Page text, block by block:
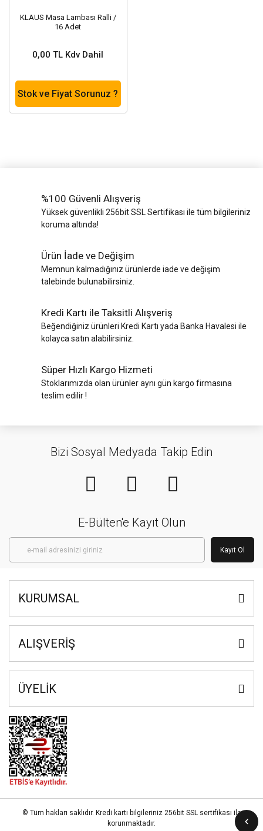
KLAUS Masa Lambası Ralli /
16 Adet
0,00 TL Kdv Dahil
Stok ve Fiyat Sorunuz ?
%100 Güvenli Alışveriş
Yüksek güvenlikli 256bit SSL Sertifikası ile tüm bilgileriniz
koruma altında!
Ürün İade ve Değişim
Memnun kalmadığınız ürünlerde iade ve değişim
talebinde bulunabilirsiniz.
Kredi Kartı ile Taksitli Alışveriş
Beğendiğiniz ürünleri Kredi Kartı yada Banka Havalesi ile
kolayca satın alabilirsiniz.
Süper Hızlı Kargo Hizmeti
Stoklarımızda olan ürünler aynı gün kargo firmasına
teslim edilir !
Bizi Sosyal Medyada Takip Edin
E-Bülten'e Kayıt Olun
Kayıt Ol
KURUMSAL
ALIŞVERİŞ
ÜYELİK
© Tüm hakları saklıdır. Kredi kartı bilgileriniz 256bit SSL sertifikası ile
korunmaktadır.